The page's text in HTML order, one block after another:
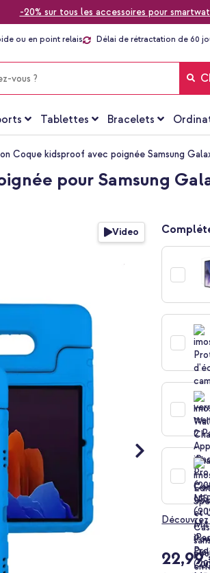
-20% sur tous les accessoires pour
ou en point relais Délai de rétractation de 60
Tablettes Bracelets
Coque kidsproof avec poignée Samsung
pour Samsung
Video